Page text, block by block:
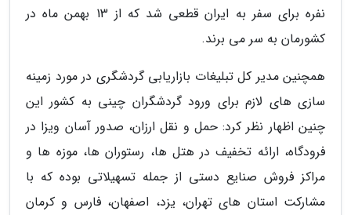
نفره برای سفر به ایران قطعی شد که از 13 بهمن ماه در
کشورمان به سر می برند.
همچنین مدیر کل تبلیغات بازاریابی گردشگری در مورد زمینه
سازی های لازم برای ورود گردشگران چینی به کشور این
چنین اظهار نظر کرد: حمل و نقل ارزان، صدور آسان ویزا در
فرودگاه، ارائه تخفیف در هتل ها، رستوران ها، موزه ها و
مراکز فروش صنایع دستی از جمله تسهیلاتی بوده که با
مشارکت استان های تهران، یزد، اصفهان، فارس و کرمان